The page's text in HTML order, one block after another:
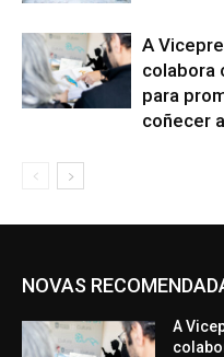
A
colabora
para
coñecer
NOVAS
A